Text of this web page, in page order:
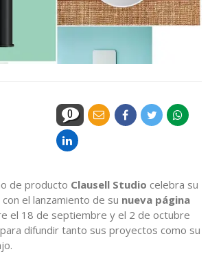
0
de producto Clausell Studio celebra su
el lanzamiento de su nueva página
el 18 de septiembre y el 2 de octubre
difundir tanto sus proyectos como su